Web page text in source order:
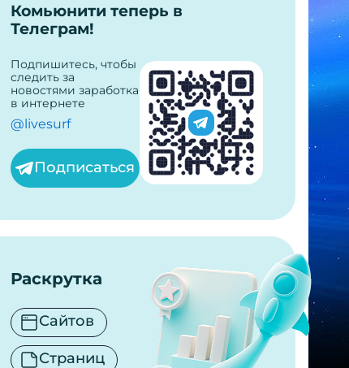
Комьюнити теперь в
Телеграм!
Подпишитесь, чтобы
следить за
новостями заработка
в интернете
@livesurf
Подписаться
Раскрутка
Сайтов
Страниц